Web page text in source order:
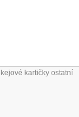
kartičky ostatní